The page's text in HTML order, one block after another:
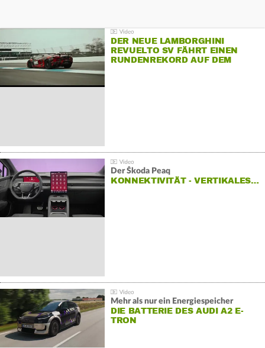
DER NEUE LAMBORGHINI
REVUELTO SV FÄHRT EINEN
RUNDENREKORD AUF DEM
Der Škoda Peaq
KONNEKTIVITÄT - VERTIKALES…
Mehr als nur ein Energiespeicher
DIE BATTERIE DES AUDI A2 E-
TRON